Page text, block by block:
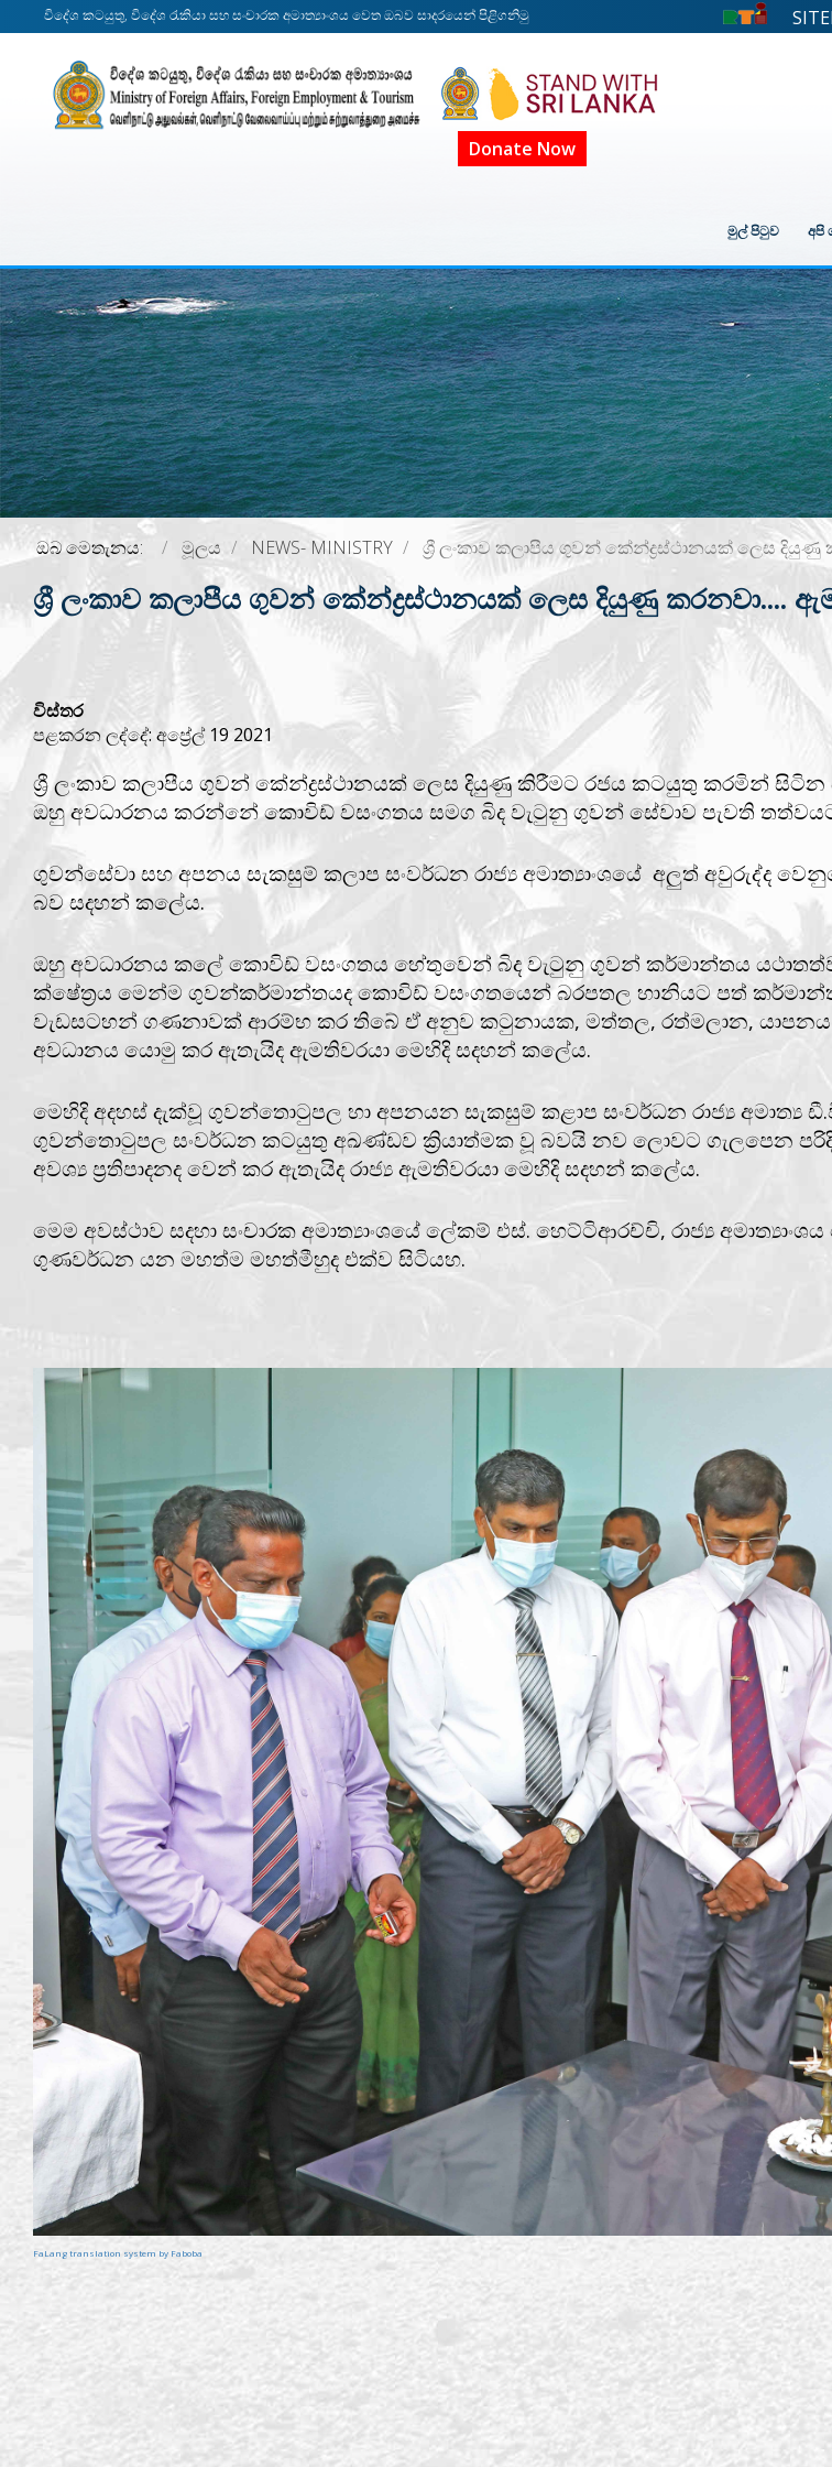
විදේශ කටයුතු, විදේශ රැකියා සහ සංචාරක අමාත්‍යාංශය වෙත ඔබව සාදරයෙන් පිළිගනිමු
Donate Now
මුල් පිටුව අපි
ඔබ මෙතැනය: මූලය NEWS- MINISTRY ශ්‍රී ලංකාව කලාපීය ගුවන් කේන්ද්‍රස්ථානයක් ලෙස
ශ්‍රී ලංකාව කලාපීය ගුවන් කේන්ද්‍රස්ථානයක් ලෙස දියුණු කරනවා....
විස්තර
පළකරන ලද්දේ: අප්‍රේල් 19 2021
ශ්‍රී ලංකාව කලාපීය ගුවන් කේන්ද්‍රස්ථානයක් ලෙස දියුණු කිරීමට රජය කටයුතු කරමින් සිටින
ඔහු අවධාරනය කරන්නේ කොවිඩ් වසංගතය සමග බිද වැටුනු ගුවන් සේවාව පැවති
ගුවන්සේවා සහ අපනය සැකසුම් කලාප සංවර්ධන රාජ්‍ය අමාත්‍යාංශයේ අලුත් අවුරුද්ද
බව සදහන් කලේය.
ඔහු අවධාරනය කලේ කොවිඩ් වසංගතය හේතුවෙන් බිද වැටුනු ගුවන් කර්මාන්තය
ක්ෂේත්‍රය මෙන්ම ගුවන්කර්මාන්තයද කොවිඩ් වසංගතයෙන් බරපතල හානියට පත්
වැඩසටහන් ගණනාවක් ආරම්භ කර තිබේ ඒ අනුව කටුනායක, මත්තල, රත්මලාන,
අවධානය යොමු කර ඇතැයිද ඇමතිවරයා මෙහිදි සදහන් කලේය.
මෙහිදි අදහස් දැක්වූ ගුවන්තොටුපල හා අපනයන සැකසුම් කළාප සංවර්ධන රාජ්‍ය
ගුවන්තොටුපල සංවර්ධන කටයුතු අඛණ්ඩව ක්‍රියාත්මක වූ බවයි නව ලොවට ගැලපෙන
අවශ්‍ය ප්‍රතිපාදනද වෙන් කර ඇතැයිද රාජ්‍ය ඇමතිවරයා මෙහිදි සදහන් කලේය.
මෙම අවස්ථාව සදහා සංචාරක අමාත්‍යාංශයේ ලේකම් එස්. හෙට්ටිආරච්චි, රාජ්‍ය
ගුණවර්ධන යන මහත්ම මහත්මීහුද එක්ව සිටියහ.
FaLang translation system by Faboba